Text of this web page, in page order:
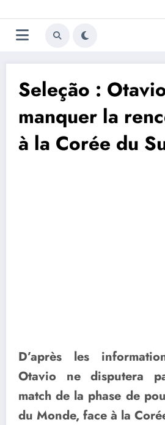
au
contenu
Seleção :
manquer la
à la Corée du
D’après les
Otavio ne disputera
match de la phase de
du Monde, face à la